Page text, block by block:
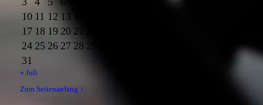
10 11 12 13
17 18 19 20 21
24 25 26 27 28 29
31
« Juli
Zum Seitenanfang ↑